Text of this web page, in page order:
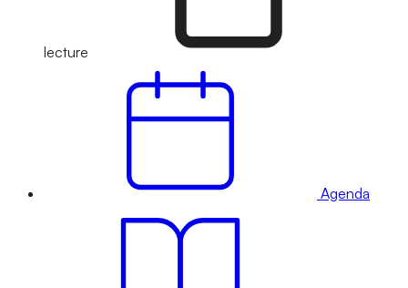
lecture
Agenda